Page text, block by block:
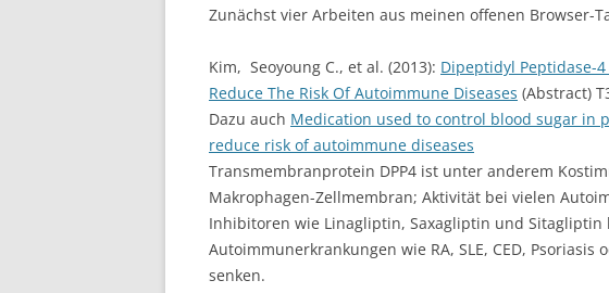
Zunächst vier Arbeiten aus meinen offenen Browser-
Kim, Seoyoung C., et al. (2013): Dipeptidyl Peptidase-
Reduce The Risk Of Autoimmune Diseases (Abstract)
Dazu auch Medication used to control blood sugar in
reduce risk of autoimmune diseases
Transmembranprotein DPP4 ist unter anderem
Makrophagen-Zellmembran; Aktivität bei vielen
Inhibitoren wie Linagliptin, Saxagliptin und Sitagliptin
Autoimmunerkrankungen wie RA, SLE, CED, Psoriasis
senken.